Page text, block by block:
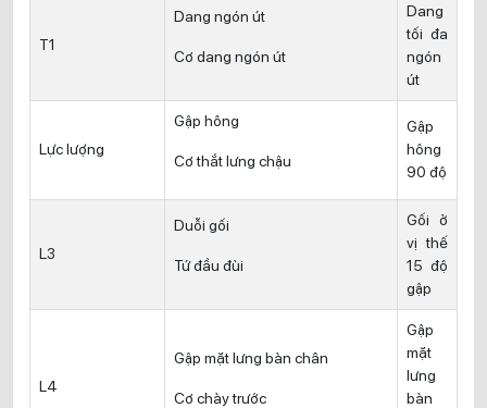
T1
Dang ngón út
Cơ dang ngón út
Dang
tối đa
ngón
út
Lực lượng
Gập hông
Cơ thắt lưng chậu
Gập
hông
90 độ
L3
Duỗi gối
Tứ đầu đùi
Gối ở
vị thế
15 độ
gập
L4
Gập mặt lưng bàn chân
Cơ chày trước
Gập
mặt
lưng
bàn